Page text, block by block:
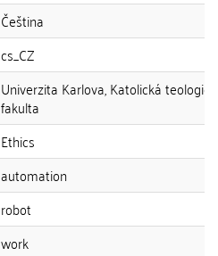
Čeština
cs_CZ
Univerzita Karlova, Katolická
fakulta
Ethics
automation
robot
work